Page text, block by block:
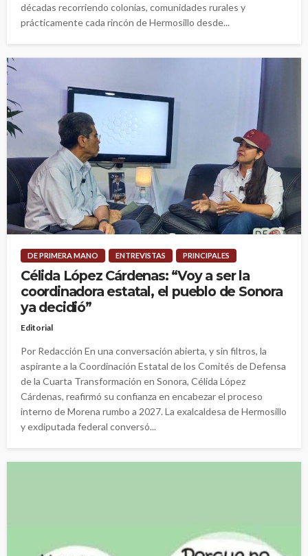
décadas recorriendo colonias, comunidades rurales y
prácticamente cada rincón de Hermosillo desde...
DE PRIMERA MANO ENTREVISTAS PRINCIPALES
Célida López Cárdenas: “Voy a ser la
coordinadora estatal, el pueblo de Sonora
ya decidió”
Editorial
Por Redacción En una conversación abierta, y sin filtros, la
aspirante a la Coordinación Estatal de los Comités de Defensa
de la Cuarta Transformación en Sonora, Célida López
Cárdenas, reafirmó su confianza en encabezar el proceso
interno de Morena rumbo a 2027. La exalcaldesa de Hermosillo
y exdiputada federal conversó...